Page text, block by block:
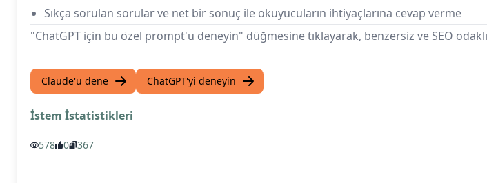
Sıkça sorulan sorular ve net bir sonuç ile okuyucuların ihtiyaçlarına cevap verme
"ChatGPT için bu özel prompt'u deneyin" düğmesine tıklayarak, benzersiz ve SEO
Claude'u dene ChatGPT'yi deneyin
İstem İstatistikleri
578 0 367